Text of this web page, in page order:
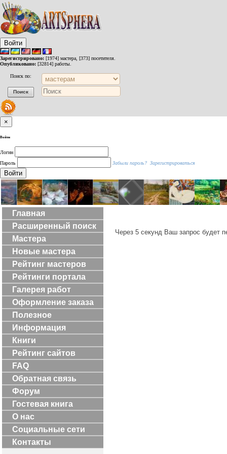
Войти
Зарегистрировано: [1974] мастера, [373] посетителя.
Опубликовано: [32814] работы.
Поиск по:
×
Войти
Логин
Пароль
Забыли пароль? Зарегистрироваться
Войти
Главная
Расширенный поиск
Мастера
Новые мастера
Рейтинг мастеров
Рейтинги портала
Галерея работ
Оформление заказа
Полезное
Информация
Книги
Рейтинг сайтов
FAQ
Обратная связь
Форум
Гостевая книга
О нас
Социальные сети
Контакты
Через 5 секунд Ваш запрос будет